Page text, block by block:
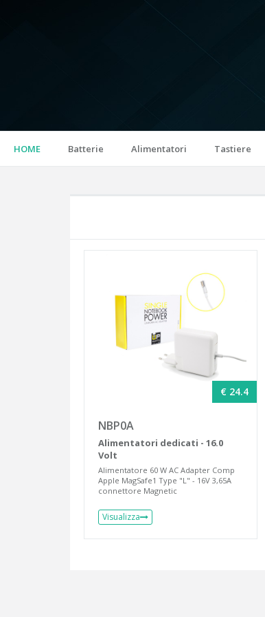
HOME Batterie Alimentatori Tastiere
€ 24.4
NBP0A
Alimentatori dedicati - 16.0
Volt
Alimentatore 60 W AC Adapter Comp
Apple MagSafe1 Type "L" - 16V 3,65A
connettore Magnetic
Visualizza